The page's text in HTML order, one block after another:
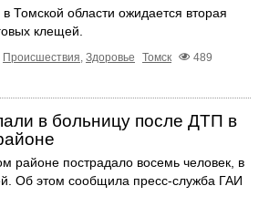
Томской области ожидается вторая
клещей.
Происшествия Здоровье Томск
489
в больницу после ДТП в
районе пострадало восемь человек, в
Об этом сообщила пресс‑служба ГАИ